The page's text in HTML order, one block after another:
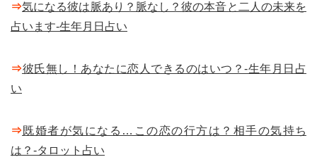
⇒気になる彼は脈あり？脈なし？彼の本音と二人の未来を
占います-生年月日占い
⇒彼氏無し！あなたに恋人できるのはいつ？-生年月日占
い
⇒既婚者が気になる…この恋の行方は？相手の気持ち
は？-タロット占い